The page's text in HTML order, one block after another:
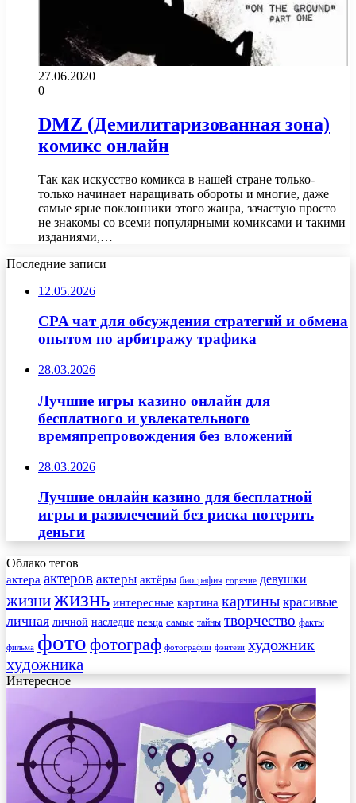
27.06.2020
0
DMZ (Демилитаризованная зона)
комикс онлайн
Так как искусство комикса в нашей стране только-
только начинает наращивать обороты и многие, даже
самые ярые поклонники этого жанра, зачастую просто
не знакомы со всеми популярными комиксами и такими
изданиями,…
Последние записи
12.05.2026
CPA чат для обсуждения стратегий и обмена
опытом по арбитражу трафика
28.03.2026
Лучшие игры казино онлайн для
бесплатного и увлекательного
времяпрепровождения без вложений
28.03.2026
Лучшие онлайн казино для бесплатной
игры и развлечений без риска потерять
деньги
Облако тегов
актера актеров актеры актёры биография горячие девушки
жизнижизнь интересные картина картины красивые
личная личной наследие певца самые тайны творчество факты
фильма фото фотограф фотографии фэнтези художник
художника
Интересное